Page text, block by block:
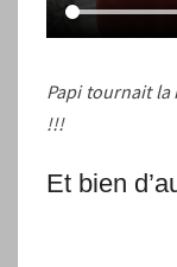
Papi tournait la
!!!
Et bien